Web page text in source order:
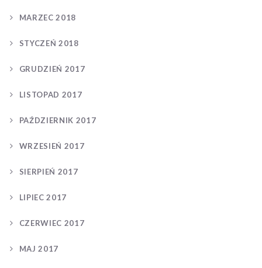
MARZEC 2018
STYCZEŃ 2018
GRUDZIEŃ 2017
LISTOPAD 2017
PAŹDZIERNIK 2017
WRZESIEŃ 2017
SIERPIEŃ 2017
LIPIEC 2017
CZERWIEC 2017
MAJ 2017